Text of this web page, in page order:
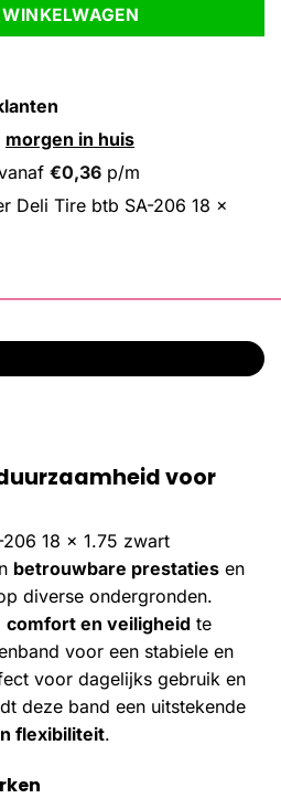
morgen in huis
€0,36 p/m
Deli Tire btb SA-206 18 x
voor
18 x 1.75 zwart
betrouwbare prestaties en
diverse ondergronden.
comfort en veiligheid te
voor een stabiele en
voor dagelijks gebruik en
deze band een uitstekende
flexibiliteit.